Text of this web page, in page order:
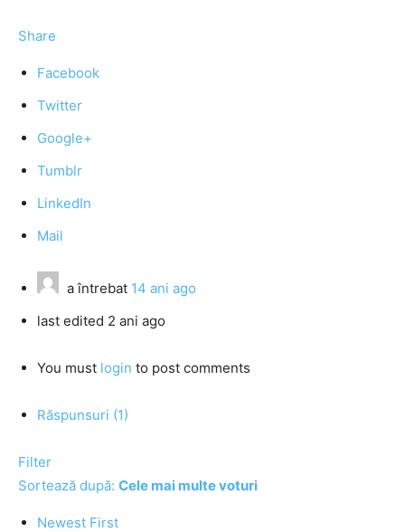
Share
Facebook
Twitter
Google+
Tumblr
LinkedIn
Mail
a întrebat 14 ani ago
last edited 2 ani ago
You must login to post comments
Răspunsuri (1)
Filter
Sortează după: Cele mai multe voturi
Newest First